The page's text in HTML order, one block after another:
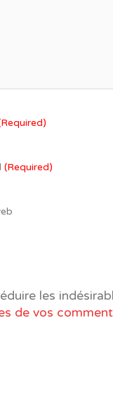
(Required)
les
de vos